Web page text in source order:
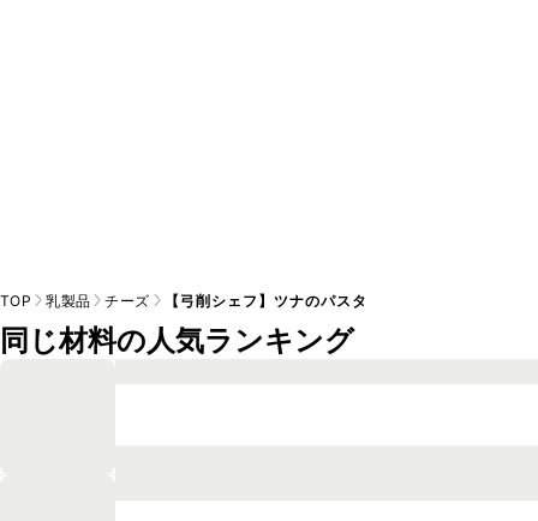
TOP 乳製品 チーズ 【弓削シェフ】ツナのパスタ
同じ材料の人気ランキング